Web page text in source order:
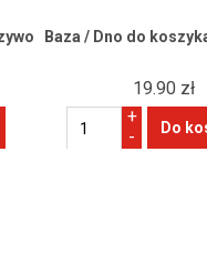
Baza / Dno do
19.90 zł
+
-